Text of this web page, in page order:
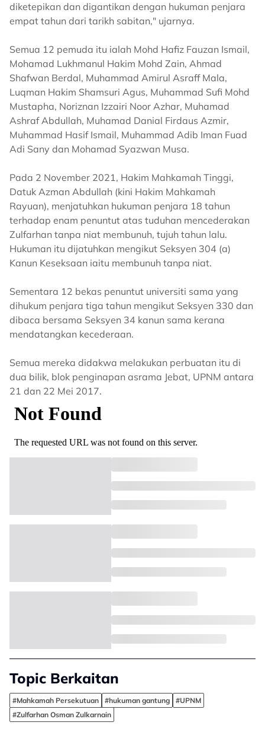
diketepikan dan digantikan dengan hukuman penjara
empat tahun dari tarikh sabitan," ujarnya.
Semua 12 pemuda itu ialah Mohd Hafiz Fauzan Ismail,
Mohamad Lukhmanul Hakim Mohd Zain, Ahmad
Shafwan Berdal, Muhammad Amirul Asraff Mala,
Luqman Hakim Shamsuri Agus, Muhammad Sufi Mohd
Mustapha, Noriznan Izzairi Noor Azhar, Muhamad
Ashraf Abdullah, Muhamad Danial Firdaus Azmir,
Muhammad Hasif Ismail, Muhammad Adib Iman Fuad
Adi Sany dan Mohamad Syazwan Musa.
Pada 2 November 2021, Hakim Mahkamah Tinggi,
Datuk Azman Abdullah (kini Hakim Mahkamah
Rayuan), menjatuhkan hukuman penjara 18 tahun
terhadap enam penuntut atas tuduhan mencederakan
Zulfarhan tanpa niat membunuh, tujuh tahun lalu.
Hukuman itu dijatuhkan mengikut Seksyen 304 (a)
Kanun Keseksaan iaitu membunuh tanpa niat.
Sementara 12 bekas penuntut universiti sama yang
dihukum penjara tiga tahun mengikut Seksyen 330 dan
dibaca bersama Seksyen 34 kanun sama kerana
mendatangkan kecederaan.
Semua mereka didakwa melakukan perbuatan itu di
dua bilik, blok penginapan asrama Jebat, UPNM antara
21 dan 22 Mei 2017.
Topic Berkaitan
#Mahkamah Persekutuan #hukuman gantung
#UPNM
#Zulfarhan Osman Zulkarnain